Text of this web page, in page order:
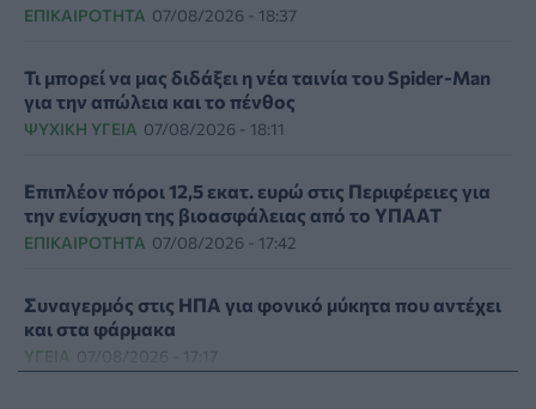
ΕΠΙΚΑΙΡΌΤΗΤΑ 07/08/2026 - 18:37
Τι μπορεί να μας διδάξει η νέα ταινία του Spider-Man
για την απώλεια και το πένθος
ΨΥΧΙΚΉ ΥΓΕΊΑ 07/08/2026 - 18:11
Επιπλέον πόροι 12,5 εκατ. ευρώ στις Περιφέρειες για
την ενίσχυση της βιοασφάλειας από το ΥΠΑΑΤ
ΕΠΙΚΑΙΡΌΤΗΤΑ 07/08/2026 - 17:42
Συναγερμός στις ΗΠΑ για φονικό μύκητα που αντέχει
και στα φάρμακα
ΥΓΕΊΑ 07/08/2026 - 17:17